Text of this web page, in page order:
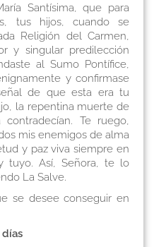
Santísima, que para
tus hijos, cuando se
Religión del Carmen,
y singular predilección
al Sumo Pontífice,
y confirmase
de que esta era tu
la repentina muerte de
Te ruego,
mis enemigos de alma
y paz viva siempre en
tuyo. Así, Señora, te lo
La Salve.
se desee conseguir en